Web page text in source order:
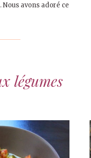
avons adoré ce
légumes